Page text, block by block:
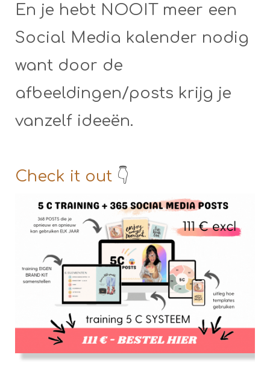
En je hebt NOOIT meer een
Social Media kalender nodig
want door de
afbeeldingen/posts krijg je
vanzelf ideeën.
Check it out 👇